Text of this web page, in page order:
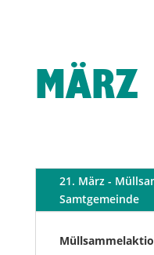
MÄRZ
21. März -
Samtgemeinde